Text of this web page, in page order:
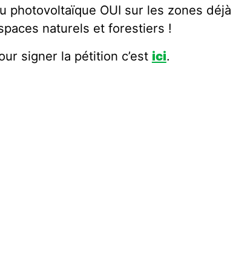
photovoltaïque OUI sur les zones
naturels et forestiers !
signer la pétition c’est ici.